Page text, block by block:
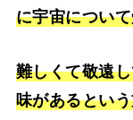
に宇宙につい
難しくて敬遠
味があるとい